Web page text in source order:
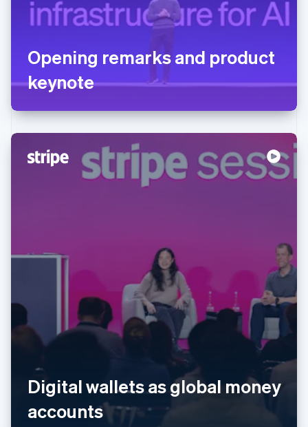
Opening remarks and product
keynote
Digital wallets as global money
accounts
English
爱沙尼亚
奥地利
Deutsch
English
巴西
Português
保加利亚